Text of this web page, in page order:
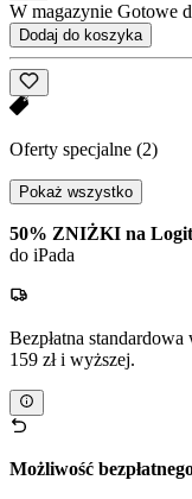
W magazynie Gotowe
Dodaj do koszyka
Oferty specjalne (2)
Pokaż wszystko
50% ZNIŻKI na
do iPada
Bezpłatna
159 zł i wyższej.
Możliwość